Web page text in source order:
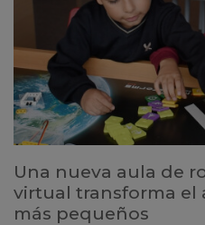
Una nueva aula de
virtual transforma el
más pequeños